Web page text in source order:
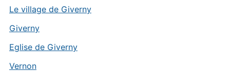
Le village de Giverny
Giverny
Eglise de Giverny
Vernon